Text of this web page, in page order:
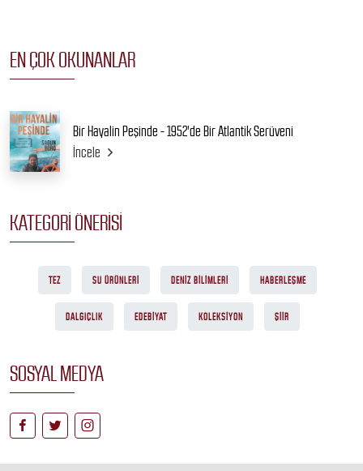
EN ÇOK OKUNANLAR
Bir Hayalin Peşinde - 1952'de Bir Atlantik Serüveni
İncele
KATEGORI ÖNERISI
TEZ SU ÜRÜNLERI DENIZ BILIMLERI HABERLEŞME
DALGIÇLIK EDEBIYAT KOLEKSIYON ŞIIR
SOSYAL MEDYA